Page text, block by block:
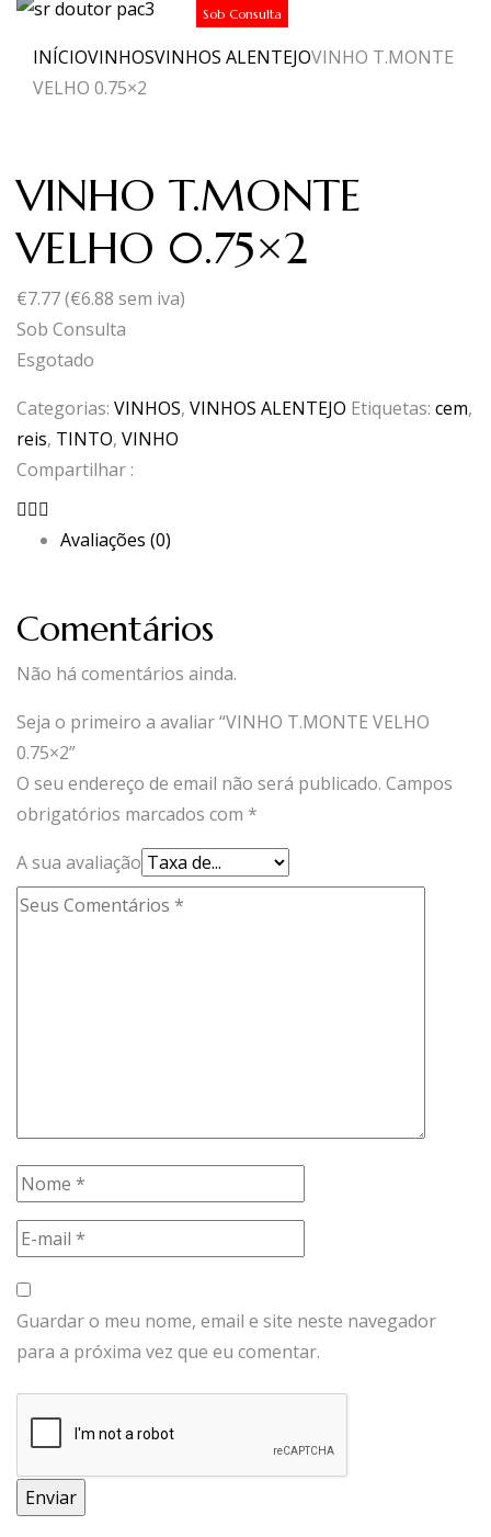
Sob Consulta
INÍCIOVINHOSVINHOS ALENTEJOVINHO T.MONTE
VELHO 0.75×2
VINHO T.MONTE
VELHO 0.75×2
€7.77(€6.88 sem iva)
Sob Consulta
Esgotado
Categorias: VINHOS, VINHOS ALENTEJO Etiquetas: cem,
reis, TINTO, VINHO
Compartilhar :
Avaliações (0)
Comentários
Não há comentários ainda.
Seja o primeiro a avaliar “VINHO T.MONTE VELHO
0.75×2”
O seu endereço de email não será publicado. Campos
obrigatórios marcados com *
A sua avaliação
Guardar o meu nome, email e site neste navegador
para a próxima vez que eu comentar.